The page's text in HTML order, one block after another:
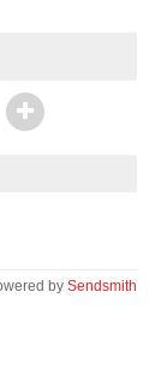
by Sendsmith